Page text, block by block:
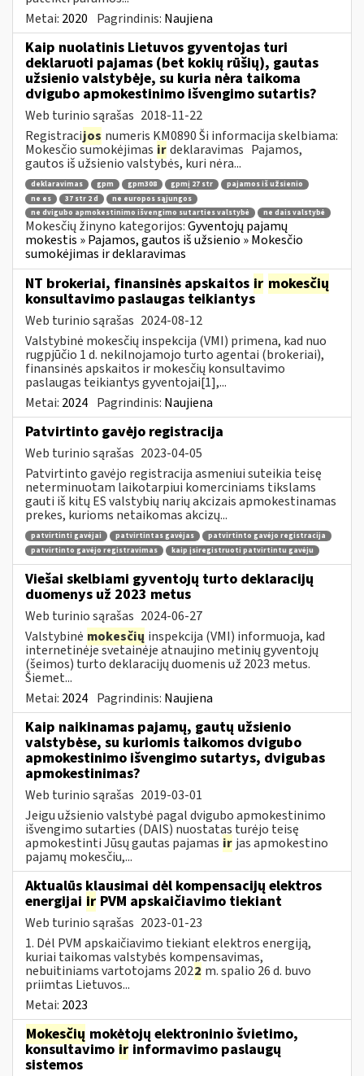
Metai: 2020 Pagrindinis: Naujiena
Kaip nuolatinis Lietuvos gyventojas turi
deklaruoti pajamas (bet kokių rūšių), gautas
užsienio valstybėje, su kuria nėra taikoma
dvigubo apmokestinimo išvengimo sutartis?
Web turinio sąrašas 2018-11-22
Registracijos numeris KM0890 Ši informacija skelbiama:
Mokesčio sumokėjimas irdeklaravimas Pajamos,
gautos iš užsienio valstybės, kuri nėra...
deklaravimas gpm gpm308 gpmį 27 str
pajamos iš užsienio
ne es
37 str 2 d
ne europos sąjungos
ne dvigubo apmokestinimo išvengimo sutarties valstybė
ne dais valstybė
Mokesčių žinyno kategorijos:Gyventojų pajamų
mokestis » Pajamos, gautos iš užsienio » Mokesčio
sumokėjimas ir deklaravimas
NT brokeriai, finansinės apskaitos ir mokesčių
konsultavimo paslaugas teikiantys
Web turinio sąrašas 2024-08-12
Valstybinė mokesčių inspekcija (VMI) primena, kad nuo
rugpjūčio 1 d. nekilnojamojo turto agentai (brokeriai),
finansinės apskaitos ir mokesčių konsultavimo
paslaugas teikiantys gyventojai[1],...
Metai: 2024 Pagrindinis: Naujiena
Patvirtinto gavėjo registracija
Web turinio sąrašas 2023-04-05
Patvirtinto gavėjo registracija asmeniui suteikia teisę
neterminuotam laikotarpiui komerciniams tikslams
gauti iš kitų ES valstybių narių akcizais apmokestinamas
prekes, kurioms netaikomas akcizų...
patvirtinti gavėjai patvirtintas gavėjas
patvirtinto gavėjo registracija
patvirtinto gavėjo registravimas
kaip įsiregistruoti patvirtintu gavėju
Viešai skelbiami gyventojų turto deklaracijų
duomenys už 2023 metus
Web turinio sąrašas 2024-06-27
Valstybinė mokesčių inspekcija (VMI) informuoja, kad
internetinėje svetainėje atnaujino metinių gyventojų
(šeimos) turto deklaracijų duomenis už 2023 metus.
Šiemet...
Metai: 2024 Pagrindinis: Naujiena
Kaip naikinamas pajamų, gautų užsienio
valstybėse, su kuriomis taikomos dvigubo
apmokestinimo išvengimo sutartys, dvigubas
apmokestinimas?
Web turinio sąrašas 2019-03-01
Jeigu užsienio valstybė pagal dvigubo apmokestinimo
išvengimo sutarties (DAIS) nuostatas turėjo teisę
apmokestinti Jūsų gautas pajamas ir jas apmokestino
pajamų mokesčiu,...
Aktualūs klausimai dėl kompensacijų elektros
energijai ir PVM apskaičiavimo tiekiant
Web turinio sąrašas 2023-01-23
1. Dėl PVM apskaičiavimo tiekiant elektros energiją,
kuriai taikomas valstybės kompensavimas,
nebuitiniams vartotojams 2022 m. spalio 26 d. buvo
priimtas Lietuvos...
Metai: 2023
Mokesčių mokėtojų elektroninio švietimo,
konsultavimo ir informavimo paslaugų
sistemos